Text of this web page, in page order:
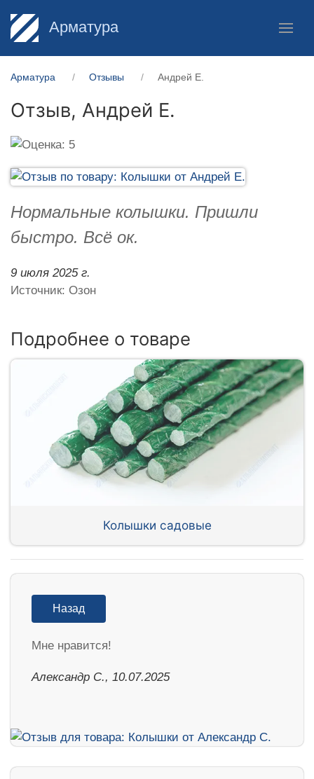
Арматура
Арматура Отзывы Андрей Е.
Отзыв, Андрей Е.
Нормальные колышки. Пришли
быстро. Всё ок.
9 июля 2025 г.
Источник: Озон
Подробнее о товаре
Колышки садовые
Назад
Мне нравится!
Александр С., 10.07.2025